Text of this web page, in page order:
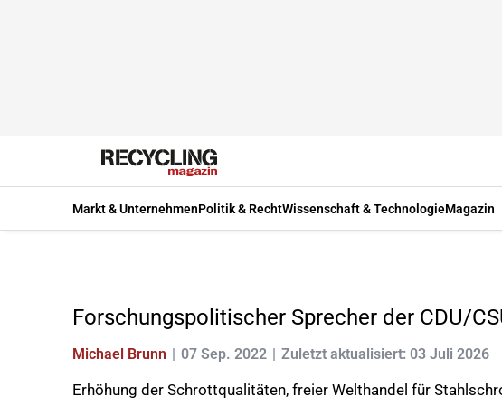
Markt & UnternehmenPolitik & RechtWissenschaft & TechnologieMagazin
Forschungspolitischer Sprecher der CDU/
Michael Brunn 07 Sep. 2022 Zuletzt aktualisiert: 03 Juli 2026
Erhöhung der Schrottqualitäten, freier Welthandel für